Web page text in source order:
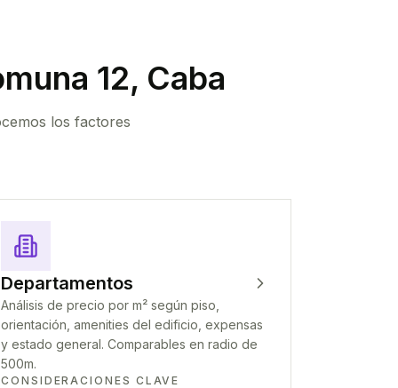
12, Caba
los factores
Departamentos
Análisis de precio por m² según piso,
orientación, amenities del edificio, expensas
y estado general. Comparables en radio de
500m.
CONSIDERACIONES CLAVE